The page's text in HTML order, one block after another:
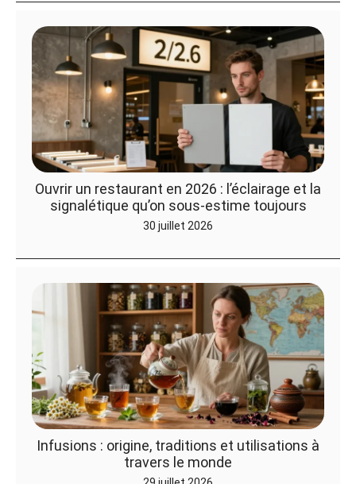
Ouvrir un restaurant en 2026 : l’éclairage et la
signalétique qu’on sous-estime toujours
30 juillet 2026
Infusions : origine, traditions et utilisations à
travers le monde